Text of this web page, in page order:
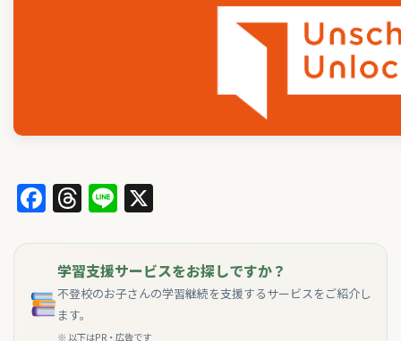
Facebook
Threads
Line
学習支援サービスをお探しですか？
不登校のお子さんの学習継続を支援するサービスをご紹介し
ます。
※ 以下はPR・広告です